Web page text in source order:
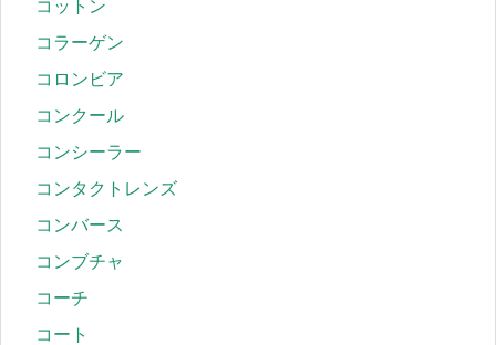
コットン
コラーゲン
コロンビア
コンクール
コンシーラー
コンタクトレンズ
コンバース
コンブチャ
コーチ
コート